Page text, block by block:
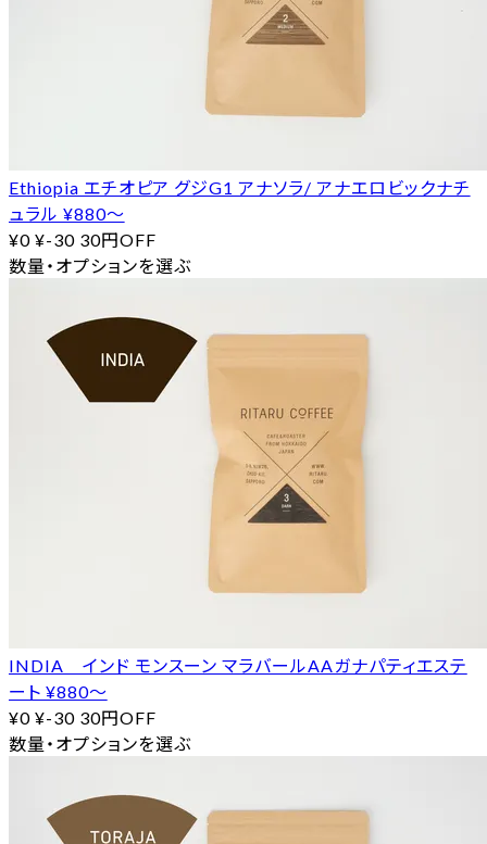
Ethiopia エチオピア グジG1 アナソラ/ アナエロビックナチ
ュラル ¥880〜
¥0 ¥-30 30円OFF
数量・オプションを選ぶ
INDIA インド モンスーン マラバールAAガナパティエステ
ート ¥880〜
¥0 ¥-30 30円OFF
数量・オプションを選ぶ